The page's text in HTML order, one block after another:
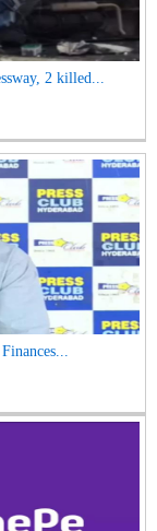
2 killed...